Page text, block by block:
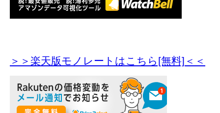
＞＞楽天版モノレートはこちら[無料]＜＜